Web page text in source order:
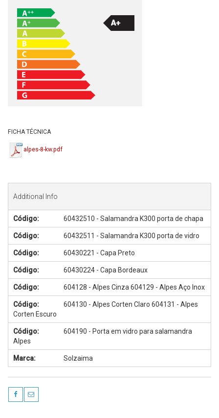
FICHA TÉCNICA
alpes-8-kw.pdf
Additional Info
Código: 60432510 - Salamandra K300 porta de chapa
Código: 60432511 - Salamandra K300 porta de vidro
Código: 60430221 - Capa Preto
Código: 60430224 - Capa Bordeaux
Código: 604128 - Alpes Cinza 604129 - Alpes Aço Inox
Código:
604130 - Alpes Corten Claro 604131 - Alpes
Corten Escuro
Código:
604190 - Porta em vidro para salamandra
Alpes
Marca: Solzaima